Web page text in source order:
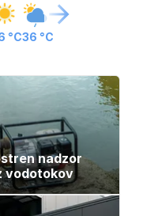
°C36 °C
nadzor
vodotokov